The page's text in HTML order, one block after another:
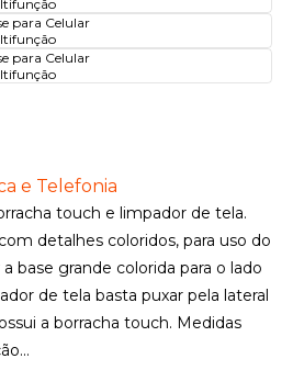
e Telefonia
touch e limpador de tela.
detalhes coloridos, para uso do
base grande colorida para o lado
de tela basta puxar pela lateral
a borracha touch. Medidas